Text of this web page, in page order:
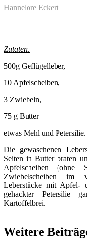
Hannelore Eckert
Zutaten:
500g Geflügelleber,
10 Apfelscheiben,
3 Zwiebeln,
75 g Butter
etwas Mehl und Petersilie.
Die gewaschenen
Seiten in Butter braten
Apfelscheiben
Zwiebelscheiben im
Leberstücke mit Apfel-
gehackter Petersilie
Kartoffelbrei.
Weitere